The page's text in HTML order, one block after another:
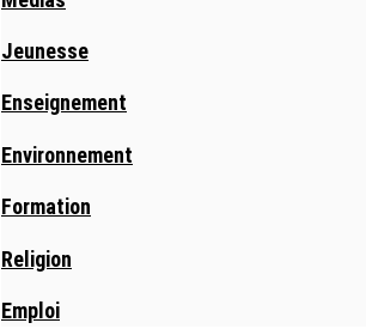
Jeunesse
Enseignement
Environnement
Formation
Religion
Emploi